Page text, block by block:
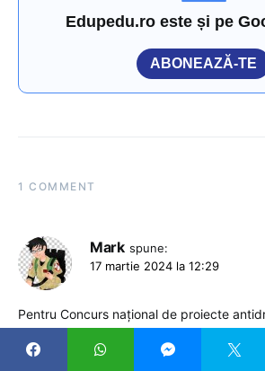
Edupedu.ro este și pe
ABONEAZĂ-TE
1 COMMENT
Mark spune:
17 martie 2024 la 12:29
Pentru Concurs național de proiecte
duce la gdrive si request access ceri
saptamana nu primesti?